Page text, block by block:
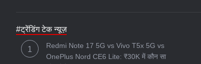
#ट्रेंडिंग टेक न्यूज़
Redmi Note 17 5G vs Vivo T5x 5G vs
OnePlus Nord CE6 Lite: ₹30K में कौन सा